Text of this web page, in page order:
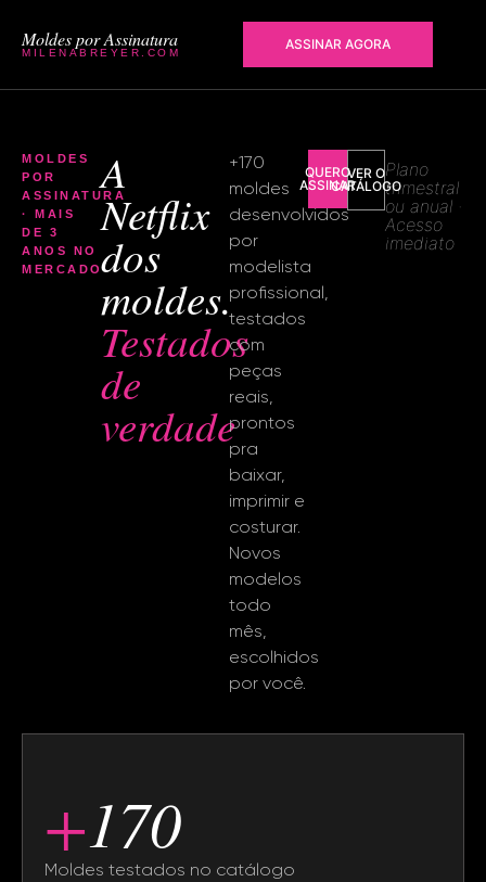
Moldes por Assinatura
MILENABREYER.COM
ASSINAR AGORA
MOLDES
POR
ASSINATURA
· MAIS
DE 3
ANOS NO
MERCADO
A
Netflix
dos
moldes.
Testados
de
verdade
+170
moldes
desenvolvidos
por
modelista
profissional,
testados
com
peças
reais,
prontos
pra
baixar,
imprimir e
costurar.
Novos
modelos
todo
mês,
escolhidos
por você.
QUERO
ASSINAR
VER O
CATÁLOGO
Plano
trimestral
ou anual ·
Acesso
imediato
+170
Moldes testados no catálogo